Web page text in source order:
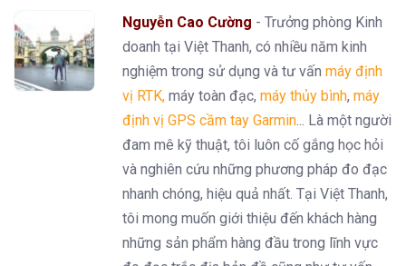
Nguyễn Cao Cường - Trưởng phòng Kinh
doanh tại Việt Thanh, có nhiều năm kinh
nghiệm trong sử dụng và tư vấn máy định
vị RTK, máy toàn đạc, máy thủy bình, máy
định vị GPS cầm tay Garmin ... Là một người
đam mê kỹ thuật, tôi luôn cố gắng học hỏi
và nghiên cứu những phương pháp đo đạc
nhanh chóng, hiệu quả nhất. Tại Việt Thanh,
tôi mong muốn giới thiệu đến khách hàng
những sản phẩm hàng đầu trong lĩnh vực